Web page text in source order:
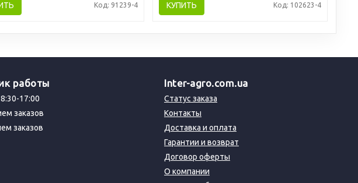
Код: 91239-4 КУПИТЬ Код: 102623-4
работы
17:00
заказов
заказов
Inter-agro.com.ua
Статус заказа
Контакты
Доставка и оплата
Гарантии и возврат
Договор оферты
О компании